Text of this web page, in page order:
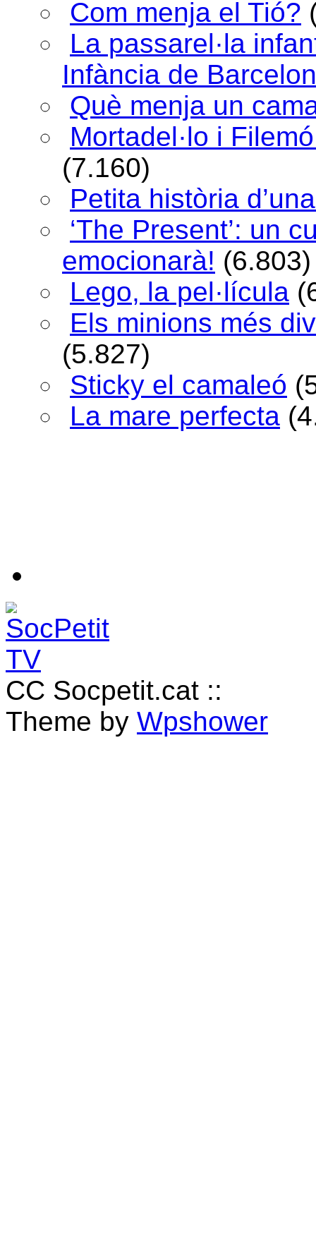
Com menja el Tió?
La passarel·la
Infància de
Què menja un
Mortadel·lo i
(7.160)
Petita història
‘The Present’: un
emocionarà! (6.803)
Lego, la pel·lícula
Els minions més
(5.827)
Sticky el camaleó
La mare perfecta
CC Socpetit.cat ::
Theme by Wpshower